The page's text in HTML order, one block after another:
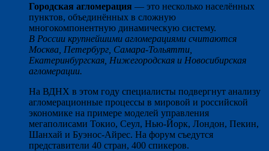
Городская агломерация — это несколько населённых
пунктов, объединённых в сложную
многокомпонентную динамическую систему.
В России крупнейшими агломерациями считаются
Москва, Петербург, Самара-Тольятти,
Екатеринбургская, Нижегородская и Новосибирская
агломерации.
На ВДНХ в этом году специалисты подвергнут анализу
агломерационные процессы в мировой и российской
экономике на примере моделей управления
мегаполисами Токио, Сеул, Нью-Йорк, Лондон, Пекин,
Шанхай и Буэнос-Айрес. На форум съедутся
представители 40 стран, 400 спикеров.